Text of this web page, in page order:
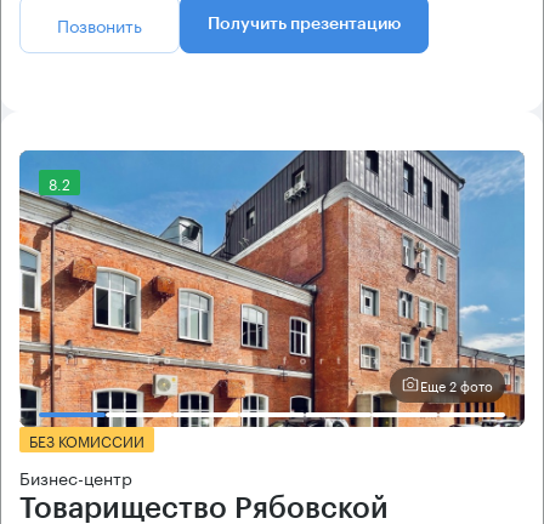
Позвонить Получить презентацию
8.2
Еще 2 фото
БЕЗ КОМИССИИ
Бизнес-центр
Товарищество Рябовской